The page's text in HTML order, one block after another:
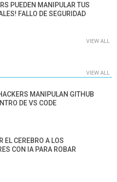
PUEDEN MANIPULAR TUS
FALLO DE SEGURIDAD
VIEW ALL
VIEW ALL
MANIPULAN GITHUB
DE VS CODE
EL CEREBRO A LOS
CON IA PARA ROBAR